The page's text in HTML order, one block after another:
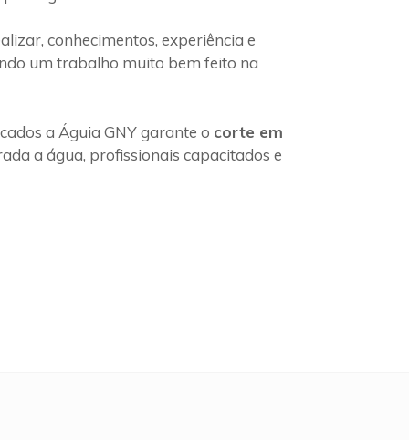
conhecimentos, experiência e
um trabalho muito bem feito na
a Águia GNY garante o corte em
a água, profissionais capacitados e